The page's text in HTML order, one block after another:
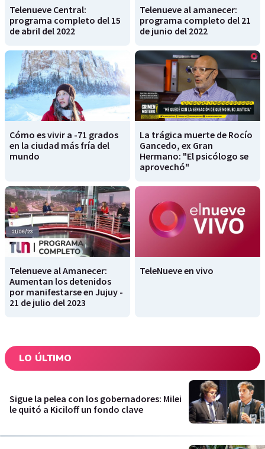
Telenueve Central:
programa completo del 15
de abril del 2022
Telenueve al amanecer:
programa completo del 21
de junio del 2022
Cómo es vivir a -71 grados
en la ciudad más fría del
mundo
La trágica muerte de Rocío
Gancedo, ex Gran
Hermano: "El psicólogo se
aprovechó"
Telenueve al Amanecer:
Aumentan los detenidos
por manifestarse en Jujuy -
21 de julio del 2023
TeleNueve en vivo
LO ÚLTIMO
Sigue la pelea con los gobernadores: Milei
le quitó a Kiciloff un fondo clave